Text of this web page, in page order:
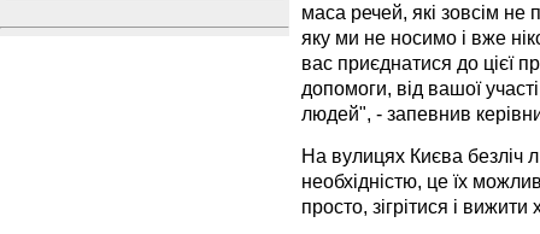
маса речей, які зовсім
яку ми не носимо і вже
вас приєднатися до цієї
допомоги, від вашої
людей", - запевнив
На вулицях Києва безліч
необхідністю, це їх
просто, зігрітися і